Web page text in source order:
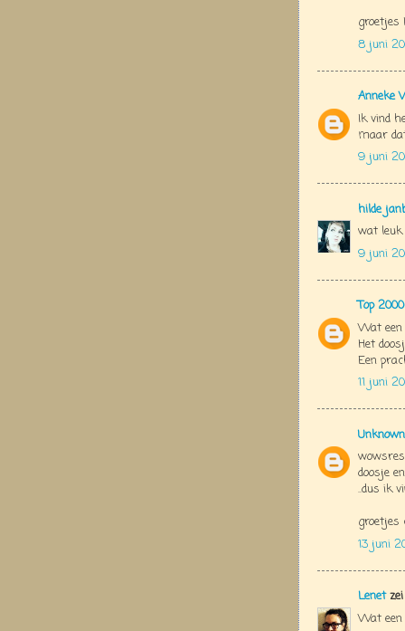
groetjes
8 juni
Anneke
Ik vind
maar
9 juni
hilde
wat leuk
9 juni
Top
Wat een
Het
Een
11 juni
Unknown
doosje
..dus ik
groetjes
13 juni
Lenetzei
Wat een